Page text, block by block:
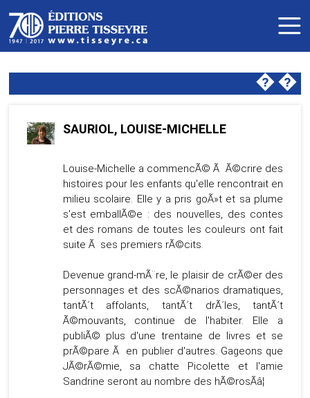
��
SAURIOL, LOUISE-MICHELLE
Louise-Michelle a commencÃ© Ã Ã©crire des
histoires pour les enfants qu'elle rencontrait en
milieu scolaire. Elle y a pris goÃ»t et sa plume
s'est emballÃ©e : des nouvelles, des contes
et des romans de toutes les couleurs ont fait
suite Ã ses premiers rÃ©cits.
Devenue grand-mÃ¨re, le plaisir de crÃ©er des
personnages et des scÃ©narios dramatiques,
tantÃ´t affolants, tantÃ´t drÃ´les, tantÃ´t
Ã©mouvants, continue de l'habiter. Elle a
publiÃ© plus d'une trentaine de livres et se
prÃ©pare Ã en publier d'autres. Gageons que
JÃ©rÃ©mie, sa chatte Picolette et l'amie
Sandrine seront au nombre des hÃ©rosÃâ¦